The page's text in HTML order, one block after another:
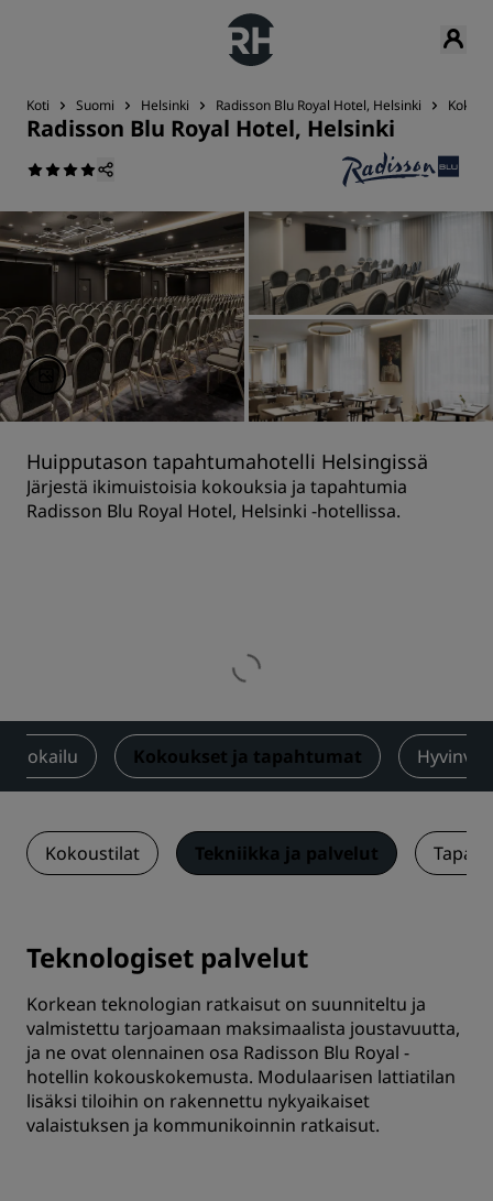
Koti Suomi Helsinki Radisson Blu Royal Hotel, Helsinki
Radisson Blu Royal Hotel, Helsinki
Huipputason tapahtumahotelli Helsingissä
Järjestä ikimuistoisia kokouksia ja tapahtumia
Radisson Blu Royal Hotel, Helsinki -hotellissa.
Ruokailu Kokoukset ja tapahtumat
Kokoustilat Tekniikka ja palvelut
Teknologiset palvelut
Korkean teknologian ratkaisut on suunniteltu ja
valmistettu tarjoamaan maksimaalista joustavuutta,
ja ne ovat olennainen osa Radisson Blu Royal -
hotellin kokouskokemusta. Modulaarisen lattiatilan
lisäksi tiloihin on rakennettu nykyaikaiset
valaistuksen ja kommunikoinnin ratkaisut.